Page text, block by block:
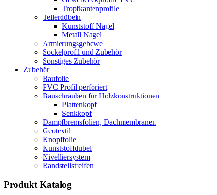
Tropfkantenprofile
Tellerdübeln
Kunststoff Nagel
Metall Nagel
Armierungsgebewe
Sockelprofil und Zubehör
Sonstiges Zubehör
Zubehör
Baufolie
PVC Profil perforiert
Bauschrauben für Holzkonstruktionen
Plattenkopf
Senkkopf
Dampfbremsfolien, Dachmembranen
Geotextil
Knopffolie
Kunststoffdübel
Nivelliersystem
Randstellstreifen
Produkt Katalog